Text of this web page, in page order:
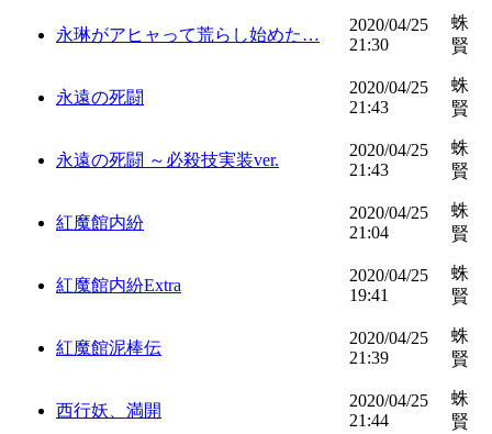
永琳がアヒャって荒らし始めた…
2020/04/25
21:30
蛛
賢
永遠の死闘
2020/04/25
21:43
蛛
賢
永遠の死闘 ～必殺技実装ver.
2020/04/25
21:43
蛛
賢
紅魔館内紛
2020/04/25
21:04
蛛
賢
紅魔館内紛Extra
2020/04/25
19:41
蛛
賢
紅魔館泥棒伝
2020/04/25
21:39
蛛
賢
西行妖、満開
2020/04/25
21:44
蛛
賢